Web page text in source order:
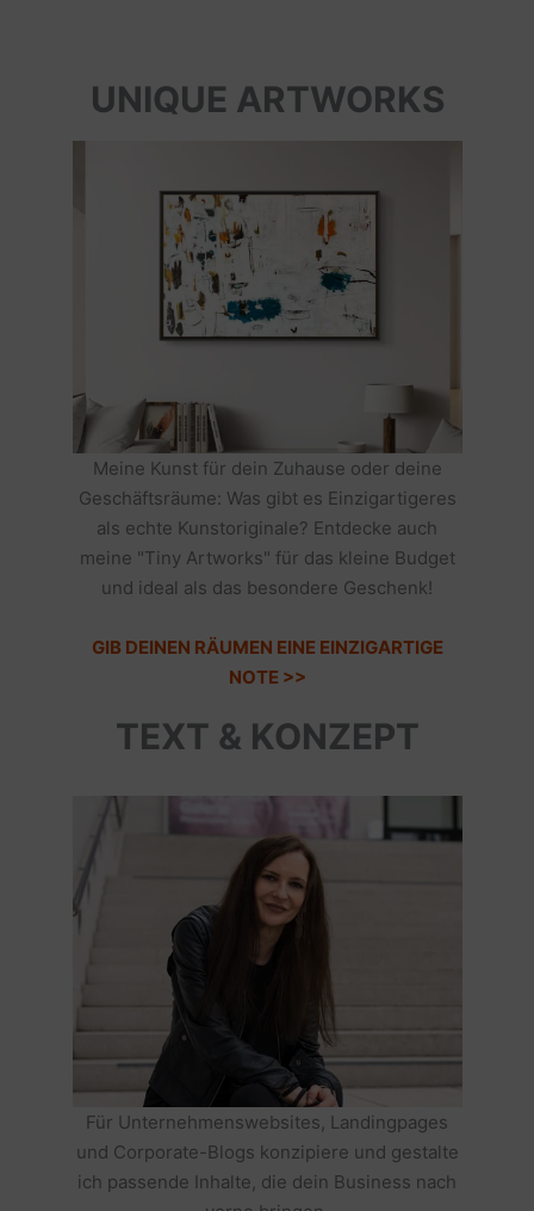
UNIQUE ARTWORKS
Meine Kunst für dein Zuhause oder deine
Geschäftsräume: Was gibt es Einzigartigeres
als echte Kunstoriginale? Entdecke auch
meine "Tiny Artworks" für das kleine Budget
und ideal als das besondere Geschenk!
GIB DEINEN RÄUMEN EINE EINZIGARTIGE
NOTE >>
TEXT & KONZEPT
Für Unternehmenswebsites, Landingpages
und Corporate-Blogs konzipiere und gestalte
ich passende Inhalte, die dein Business nach